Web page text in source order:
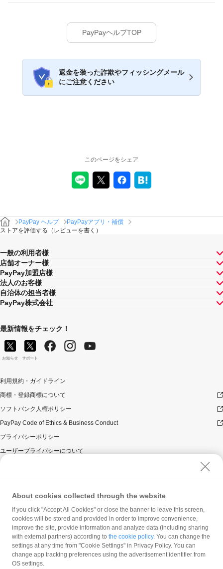
PayPayヘルプTOP
返金を装った詐欺やフィッシングメール
にご注意ください
このページをシェア
PayPay ヘルプ
PayPayアプリ・補償
ストアを評価する（レビューを書く）
一般の利用者様
店舗オーナー様
PayPay加盟店様
法人のお客様
自治体の担当者様
PayPay株式会社
最新情報をチェック！
お知らせ サポート
利用規約・ガイドライン
商標・登録商標について
ソフトバンク人権ポリシー
PayPay Code of Ethics & Business Conduct
プライバシーポリシー
ユーザープライバシーについて
ウェブサイト利用規約
反社会的勢力に対する方針
勧誘方針
マネロン等基本方針
カスタマーハラスメントに関する当社の考え方
About cookies collected through the website
If you click "Accept All Cookies" or close the banner to leave this screen,
cookies will be stored and provided in order to improve convenience,
improve the site, provide information and analyze data (including sharing
with external partners) according to the cookie policy. You can change the
settings at any time from "Cookie Settings" in Privacy Policy. You can
change app tracking preferences using the advertisement identifier from
OS settings.